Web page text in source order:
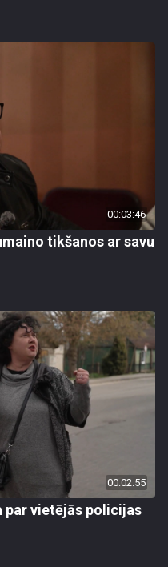
00:03:46
tikšanos ar savu
00:02:55
par vietējās policijas